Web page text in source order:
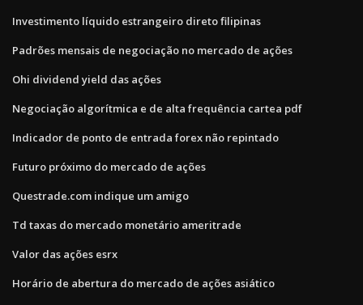
Investimento líquido estrangeiro direto filipinas
Padrões mensais de negociação no mercado de ações
Ohi dividend yield das ações
Negociação algorítmica e de alta frequência cartea pdf
Indicador de ponto de entrada forex não repintado
Futuro próximo do mercado de ações
Questrade.com indique um amigo
Td taxas do mercado monetário ameritrade
Valor das ações esrx
Horário de abertura do mercado de ações asiático